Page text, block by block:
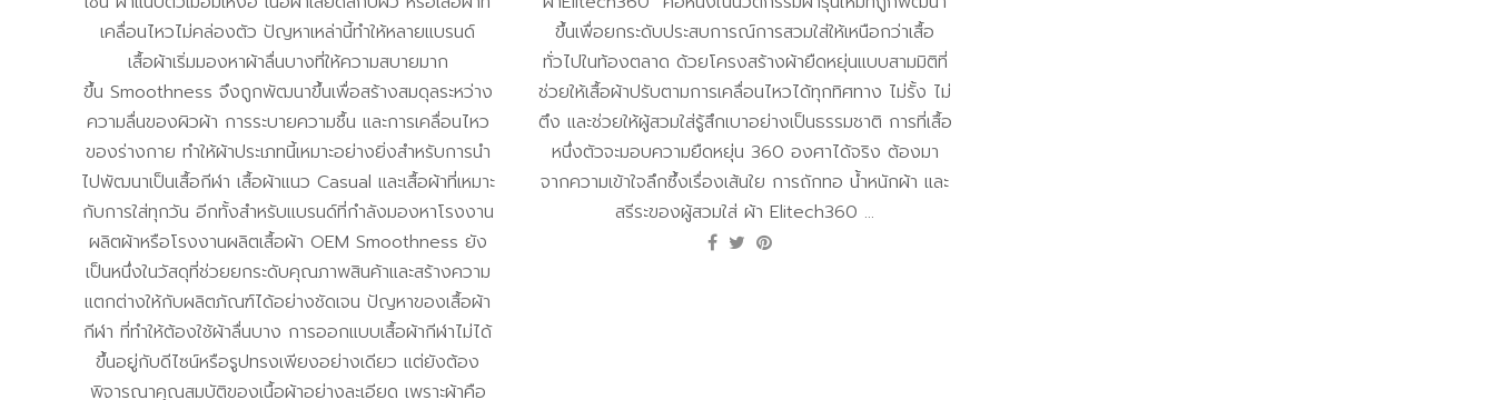
เคลื่อนไหวไม่คล่องตัว ปัญหาเหล่านี้ทำให้หลายแบรนด์
เสื้อผ้าเริ่มมองหาผ้าลื่นบางที่ให้ความสบายมาก
ขึ้น Smoothness จึงถูกพัฒนาขึ้นเพื่อสร้างสมดุลระหว่าง
ความลื่นของผิวผ้า การระบายความชื้น และการเคลื่อนไหว
ของร่างกาย ทำให้ผ้าประเภทนี้เหมาะอย่างยิ่งสำหรับการนำ
ไปพัฒนาเป็นเสื้อกีฬา เสื้อผ้าแนว Casual และเสื้อผ้าที่เหมาะ
กับการใส่ทุกวัน อีกทั้งสำหรับแบรนด์ที่กำลังมองหาโรงงาน
ผลิตผ้าหรือโรงงานผลิตเสื้อผ้า OEM Smoothness ยัง
เป็นหนึ่งในวัสดุที่ช่วยยกระดับคุณภาพสินค้าและสร้างความ
แตกต่างให้กับผลิตภัณฑ์ได้อย่างชัดเจน ปัญหาของเสื้อผ้า
กีฬา ที่ทำให้ต้องใช้ผ้าลื่นบาง การออกแบบเสื้อผ้ากีฬาไม่ได้
ขึ้นอยู่กับดีไซน์หรือรูปทรงเพียงอย่างเดียว แต่ยังต้อง
พิจารณาคุณสมบัติของเนื้อผ้าอย่างละเอียด เพราะผ้าคือ
ขึ้นเพื่อยกระดับประสบการณ์การสวมใส่ให้เหนือกว่าเสื้อ
ทั่วไปในท้องตลาด ด้วยโครงสร้างผ้ายืดหยุ่นแบบสามมิติที่
ช่วยให้เสื้อผ้าปรับตามการเคลื่อนไหวได้ทุกทิศทาง ไม่รั้ง ไม่
ตึง และช่วยให้ผู้สวมใส่รู้สึกเบาอย่างเป็นธรรมชาติ การที่เสื้อ
หนึ่งตัวจะมอบความยืดหยุ่น 360 องศาได้จริง ต้องมา
จากความเข้าใจลึกซึ้งเรื่องเส้นใย การถักทอ น้ำหนักผ้า และ
สรีระของผู้สวมใส่ ผ้า Elitech360 ...